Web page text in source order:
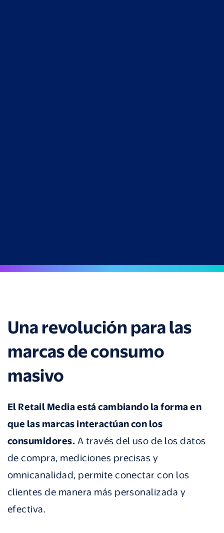
Una revolución para las
marcas de consumo
masivo
El Retail Media está cambiando la forma en
que las marcas interactúan con los
consumidores. A través del uso de los datos
de compra, mediciones precisas y
omnicanalidad, permite conectar con los
clientes de manera más personalizada y
efectiva.